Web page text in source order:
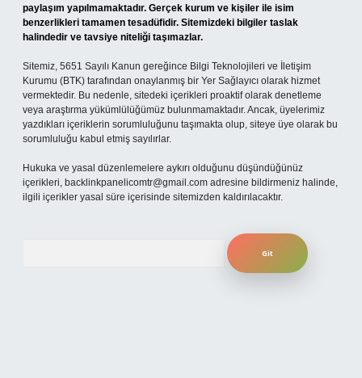
paylaşım yapılmamaktadır. Gerçek kurum ve kişiler ile isim
benzerlikleri tamamen tesadüfidir. Sitemizdeki bilgiler taslak
halindedir ve tavsiye niteliği taşımazlar.
Sitemiz, 5651 Sayılı Kanun gereğince Bilgi Teknolojileri ve İletişim
Kurumu (BTK) tarafından onaylanmış bir Yer Sağlayıcı olarak hizmet
vermektedir. Bu nedenle, sitedeki içerikleri proaktif olarak denetleme
veya araştırma yükümlülüğümüz bulunmamaktadır. Ancak, üyelerimiz
yazdıkları içeriklerin sorumluluğunu taşımakta olup, siteye üye olarak bu
sorumluluğu kabul etmiş sayılırlar.
Hukuka ve yasal düzenlemelere aykırı olduğunu düşündüğünüz
içerikleri, backlinkpanelicomtr@gmail.com adresine bildirmeniz halinde,
ilgili içerikler yasal süre içerisinde sitemizden kaldırılacaktır.